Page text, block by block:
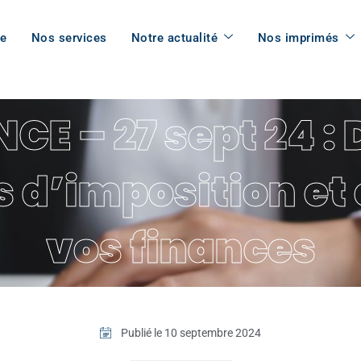
Nos services Notre actualité Nos imprimés
– 27 sept 24
d’imposition
vos finances
Publié le 10 septembre 2024